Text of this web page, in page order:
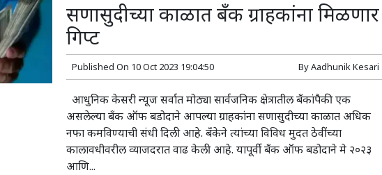
सणासुदीच्या काळात बँक ग्राहकांना मिळणार
गिप्ट
Published On 10 Oct 2023 19:04:50 ByAadhunik Kesari
आधुनिक केसरी न्यूज सर्वात मोठ्या सार्वजनिक क्षेत्रातील बँकांपैकी एक
असलेल्या बँक ऑफ बडोदाने आपल्या ग्राहकांना सणासुदीच्या काळात अधिक
नफा कमविण्याची संधी दिली आहे. बँकेने त्यांच्या विविध मुदत ठेवींच्या
कालावधीवरील व्याजदरात वाढ केली आहे. यापूर्वी बँक ऑफ बडोदाने मे २०२३
आणि...